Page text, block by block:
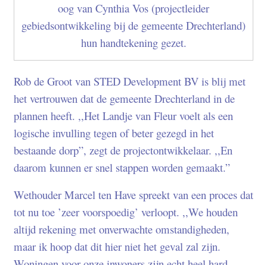
oog van Cynthia Vos (projectleider
gebiedsontwikkeling bij de gemeente Drechterland)
hun handtekening gezet.
Rob de Groot van STED Development BV is blij met
het vertrouwen dat de gemeente Drechterland in de
plannen heeft. ,,Het Landje van Fleur voelt als een
logische invulling tegen of beter gezegd in het
bestaande dorp”, zegt de projectontwikkelaar. ,,En
daarom kunnen er snel stappen worden gemaakt.”
Wethouder Marcel ten Have spreekt van een proces dat
tot nu toe ’zeer voorspoedig’ verloopt. ,,We houden
altijd rekening met onverwachte omstandigheden,
maar ik hoop dat dit hier niet het geval zal zijn.